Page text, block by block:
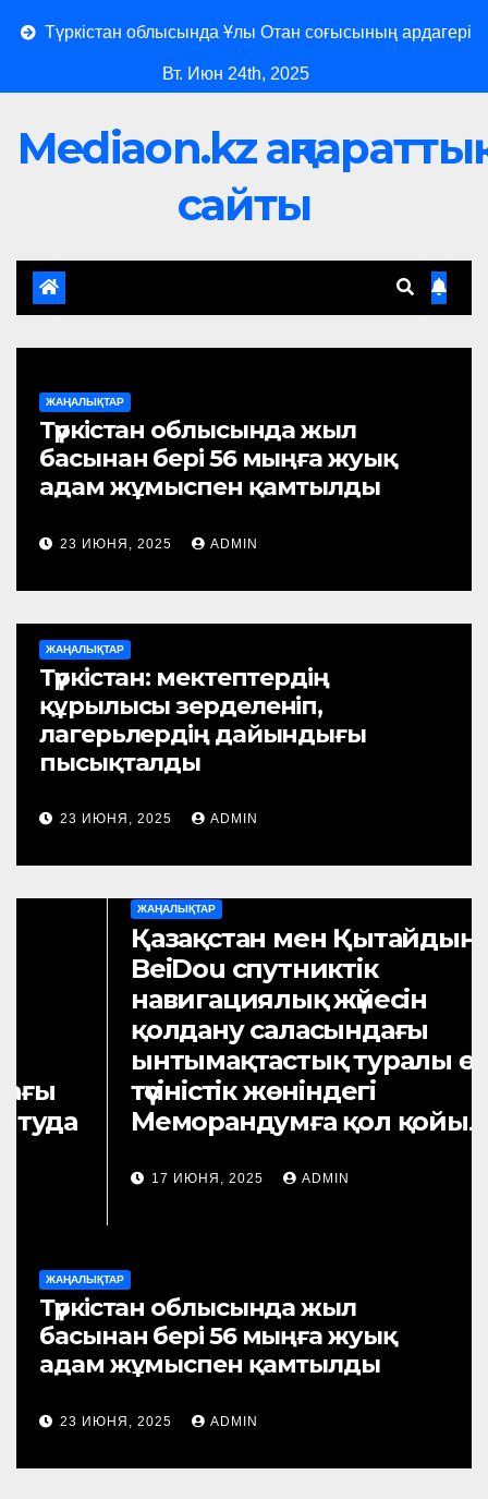
облысында Ұлы Отан соғысының ардагері 100
Вт. Июн 24th, 2025
Mediaon.kz ақпараттық
сайты
ЖАҢАЛЫҚТАР
Түркістан облысында жыл
басынан бері 56 мыңға жуық
адам жұмыспен қамтылды
23 ИЮНЯ, 2025 ADMIN
ЖАҢАЛЫҚТАР
Түркістан: мектептердің
құрылысы зерделеніп,
лагерьлердің дайындығы
пысықталды
23 ИЮНЯ, 2025 ADMIN
Түркістан облысында жыл
басынан бері 56 мыңға жуық
адам жұмыспен қамтылды
23 ИЮНЯ, 2025 ADMIN
ЖАҢАЛЫҚТАР
Түркістан облысында жыл
басынан бері 56 мыңға жуық
адам жұмыспен қамтылды
23 ИЮНЯ, 2025 ADMIN